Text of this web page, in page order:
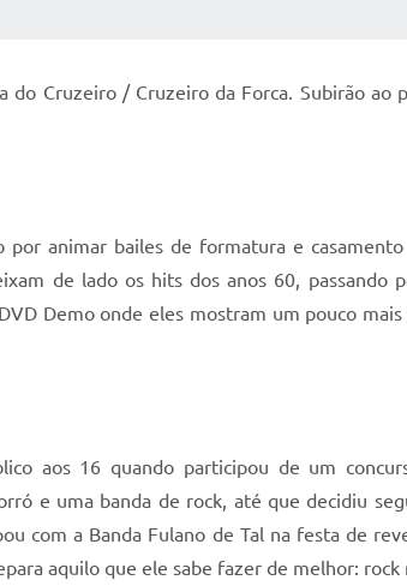
Cruzeiro / Cruzeiro da Forca. Subirão ao
animar bailes de formatura e
de lado os hits dos anos 60, passando
Demo onde eles mostram um pouco
aos 16 quando participou de um
e uma banda de rock, até que decidiu
com a Banda Fulano de Tal na festa de
aquilo que ele sabe fazer de melhor: rock